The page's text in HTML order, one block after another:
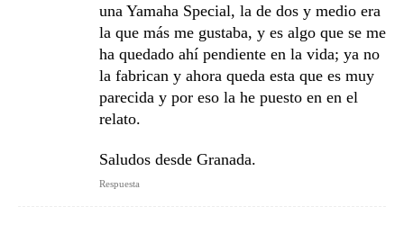
una Yamaha Special, la de dos y medio era
la que más me gustaba, y es algo que se me
ha quedado ahí pendiente en la vida; ya no
la fabrican y ahora queda esta que es muy
parecida y por eso la he puesto en en el
relato.
Saludos desde Granada.
Respuesta